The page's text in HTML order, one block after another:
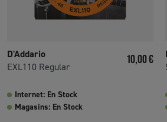
D'Addario
EXL110 Regular
Prix
10,00 €
Internet: En Stock
Magasins: En Stock